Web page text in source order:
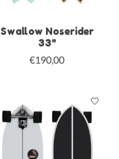
Swallow Noserider
33"
€190,00